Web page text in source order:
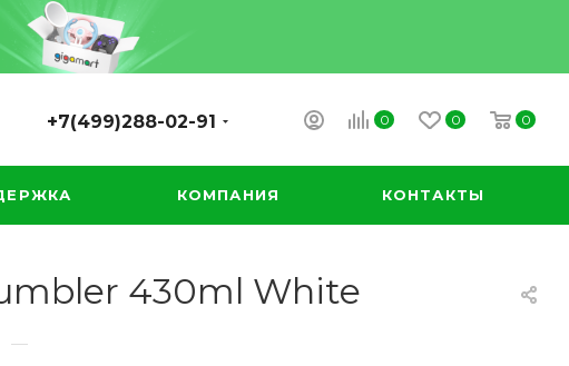
0 0 0
+7(499)288-02-91
КОМПАНИЯ КОНТАКТЫ
430ml White
—